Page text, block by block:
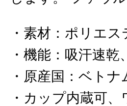
素材 ： ポリエス
機能 ： 吸汗速乾
原産国 ： ベトナ
カップ内蔵可